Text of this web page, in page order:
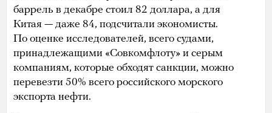
баррель в декабре стоил 82 доллара, а для
Китая — даже 84, подсчитали экономисты.
По оценке исследователей, всего судами,
принадлежащими «Совкомфлоту» и серым
компаниям, которые обходят санкции, можно
перевезти 50% всего российского морского
экспорта нефти.